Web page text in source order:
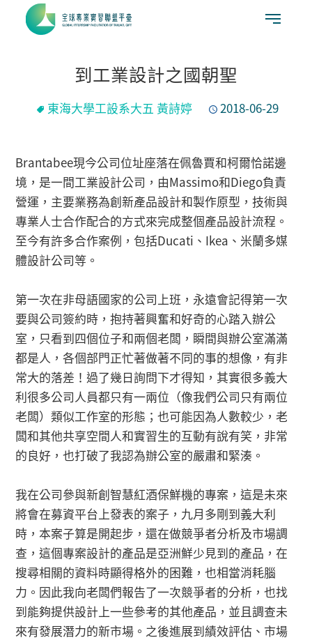
到工業設計之國朝聖
東海大學工設系大五 黃詩婷 2018-06-29
Brantabee現今公司位址座落在佩魯賈和柯爾恰諾邊
境，是一間工業設計公司，由Massimo和Diego負責
營運，主要業務為創新產品設計和製作原型，技術與
專業人士合作配合的方式來完成整個產品設計流程。
至今有許多合作案例，包括Ducati、Ikea、米蘭多媒
體設計公司等。
第一次在非母語國家的公司上班，永遠會記得第一次
要與公司簽約時，抱持著興奮和好奇的心踏入辦公
室，只看到四個位子和兩個老闆，瞬間與辦公室滿滿
都是人，各個部門正忙著做著不同的事的想像，有非
常大的落差！過了幾日詢問下才得知，其實很多義大
利很多公司人員都只有一兩位（像我們公司只有兩位
老闆）類似工作室的形態；也可能因為人數較少，老
闆和其他共享空間人和實習生的互動有說有笑，非常
的良好，也打破了我認為辦公室的嚴肅和緊湊。
我在公司參與新創智慧紅酒保鮮機的專案，這是未來
將會在募資平台上發表的案子，九月多剛到義大利
時，本案子算是開起步，還在做競爭者分析及市場調
查，這個專案設計的產品是亞洲鮮少見到的產品，在
搜尋相關的資料時顯得格外的困難，也相當消耗腦
力。因此我向老闆們報告了一次競爭者的分析，也找
到能夠提供設計上一些參考的其他產品，並且調查未
來有發展潛力的新市場。之後進展到績效評估、市場